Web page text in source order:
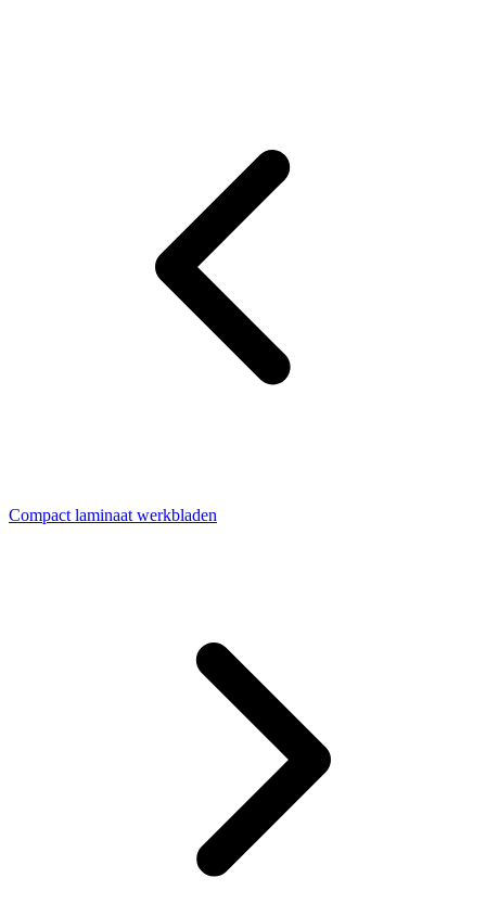
Compact laminaat werkbladen